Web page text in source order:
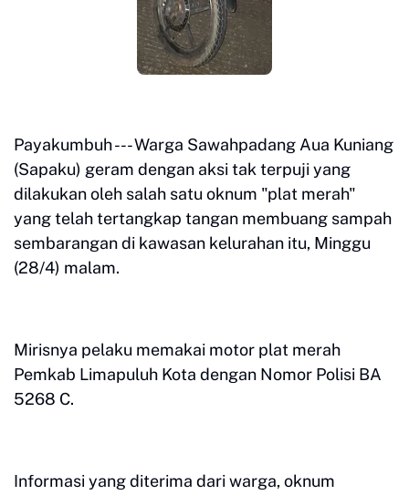
Payakumbuh --- Warga Sawahpadang Aua Kuniang
(Sapaku) geram dengan aksi tak terpuji yang
dilakukan oleh salah satu oknum "plat merah"
yang telah tertangkap tangan membuang sampah
sembarangan di kawasan kelurahan itu, Minggu
(28/4) malam.
Mirisnya pelaku memakai motor plat merah
Pemkab Limapuluh Kota dengan Nomor Polisi BA
5268 C.
Informasi yang diterima dari warga, oknum